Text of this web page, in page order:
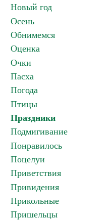
Новый год
Осень
Обнимемся
Оценка
Очки
Пасха
Погода
Птицы
Праздники
Подмигивание
Понравилось
Поцелуи
Приветствия
Привидения
Прикольные
Пришельцы